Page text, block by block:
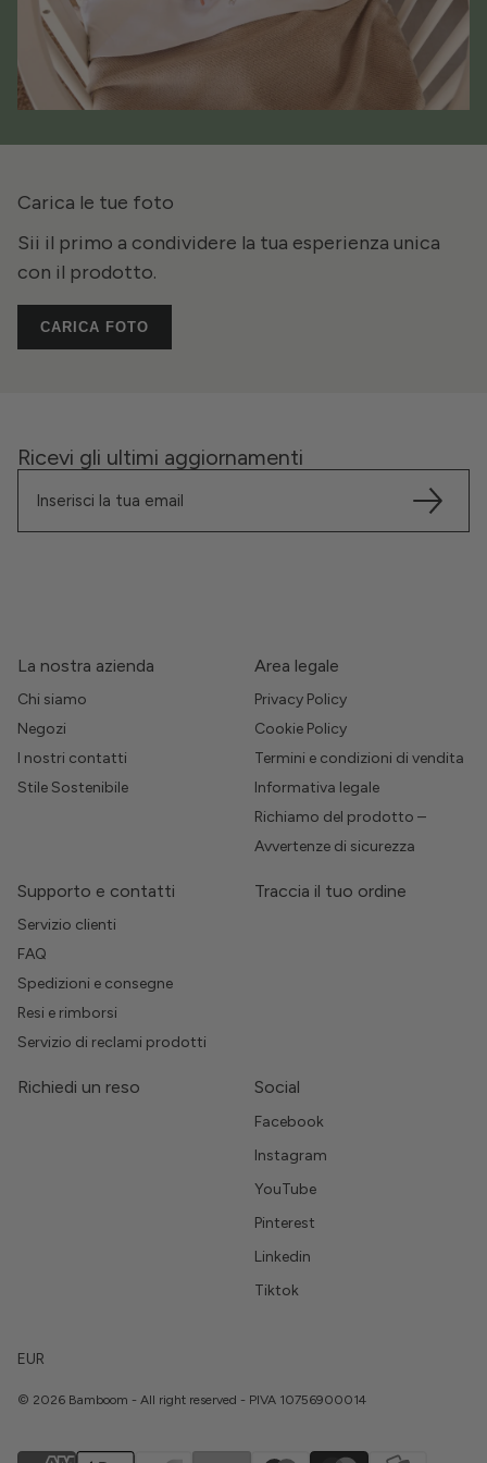
Carica le tue foto
Sii il primo a condividere la tua esperienza unica
con il prodotto.
CARICA FOTO
Ricevi gli ultimi aggiornamenti
La nostra azienda
Chi siamo
Negozi
I nostri contatti
Stile Sostenibile
Area legale
Privacy Policy
Cookie Policy
Termini e condizioni di vendita
Informativa legale
Richiamo del prodotto –
Avvertenze di sicurezza
Supporto e contatti
Servizio clienti
FAQ
Spedizioni e consegne
Resi e rimborsi
Servizio di reclami prodotti
Traccia il tuo ordine
Richiedi un reso Social
Facebook
Instagram
YouTube
Pinterest
Linkedin
Tiktok
EUR
© 2026 Bamboom - All right reserved - PIVA 10756900014